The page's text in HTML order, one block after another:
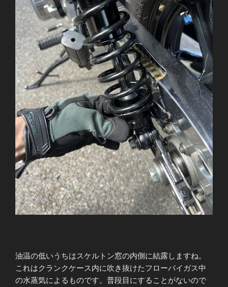
油温の低いうちはスケルトン窓の内側に結露しますね。
これはクランクケース内に吹き抜けたフローバイガス中
の水蒸気によるものです。普段目にすることがないので